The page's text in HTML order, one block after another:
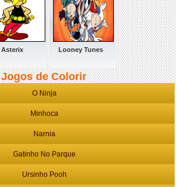
Asterix Looney Tunes
Jogos de Colorir
O Ninja
Minhoca
Narnia
Gatinho No Parque
Ursinho Pooh